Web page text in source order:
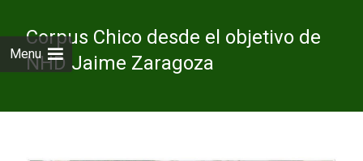
Menu
Corpus Chico desde el objetivo de
NHD Jaime Zaragoza